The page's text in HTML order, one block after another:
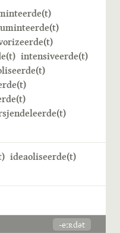
intensiveerde(t)
ideaoliseerde(t)
-eːʀdət